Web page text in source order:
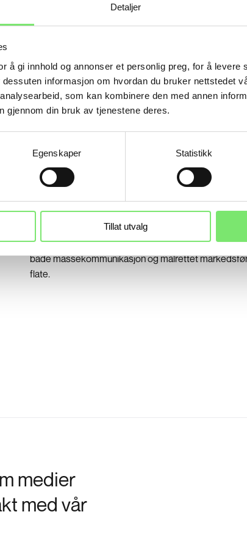
Detaljer
å gi innhold og annonser et personlig preg, for å levere
informasjon om hvordan du bruker nettstedet
som kan kombinere den med annen
gjennom din bruk av tjenestene deres.
Egenskaper Statistikk
Tillat utvalg
mediestrategier som tar hensyn til
til våre kunder.
å sikre maksimal synlighet og relevans i digitale
Performance, optimalisering og rapportering:
overvåkning, testing og analyse optimaliserer
på KPIene som er blitt definert. Vi er opptatt av
KPIer.
Våre medierådgivere har full oversikt over alle kanaler
display, sosiale medier, influencer-marketing og søk.
både massekommunikasjon og målrettet
flate.
medier
med vår